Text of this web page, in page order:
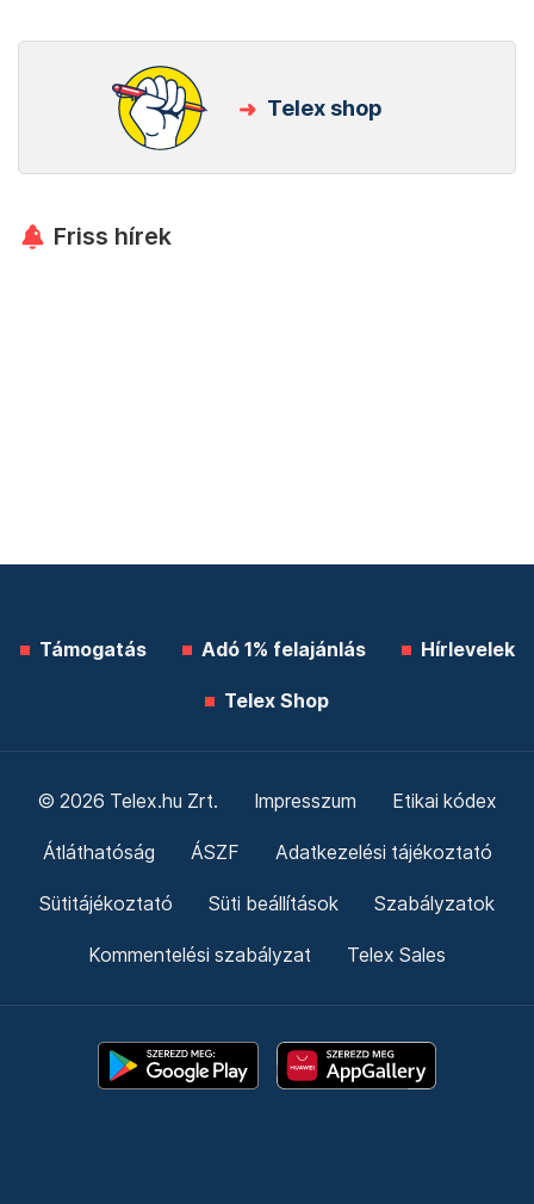
Telex shop
Friss hírek
Támogatás Adó 1% felajánlás Hírlevelek
Telex Shop
© 2026 Telex.hu Zrt. Impresszum Etikai kódex
Átláthatóság ÁSZF Adatkezelési tájékoztató
Sütitájékoztató Süti beállítások Szabályzatok
Kommentelési szabályzat Telex Sales